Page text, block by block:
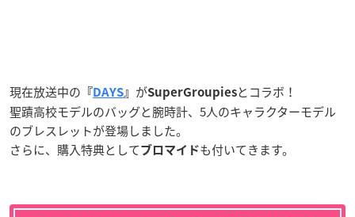
現在放送中の 『DAYS 』 がSuperGroupiesとコラボ！
聖蹟高校モデルのバッグと腕時計、5人のキャラクターモデル
のブレスレットが登場しました。
さらに、購入特典としてブロマイドも付いてきます。